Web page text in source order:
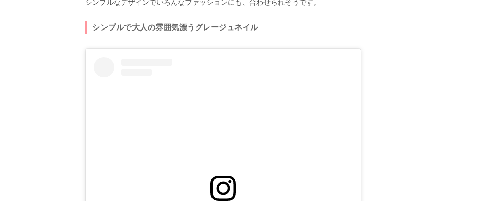
シンプルなデザインでいろんなファッションにも、合わせられそうです。
シンプルで大人の雰囲気漂うグレージュネイル